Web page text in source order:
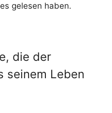
gelesen haben.
die der
seinem Leben